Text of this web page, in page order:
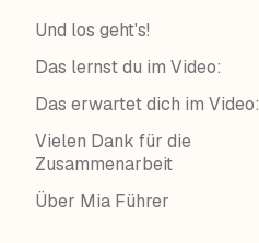
Und los geht's!
Das lernst du im Video:
Das erwartet dich im Video:
Vielen Dank für die
Zusammenarbeit
Über Mia Führer